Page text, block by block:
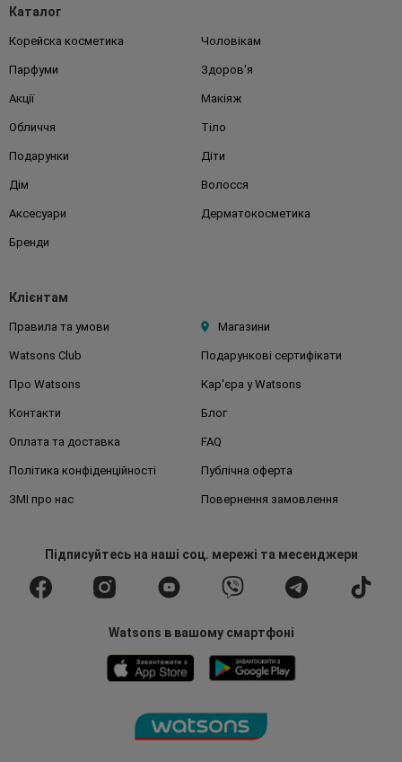
Каталог
Корейска косметика Чоловікам
Парфуми Здоров'я
Акції Макіяж
Обличчя Тіло
Подарунки Діти
Дім Волосся
Аксесуари Дерматокосметика
Бренди
Клієнтам
Правила та умови Магазини
Watsons Club Подарункові сертифікати
Про Watsons Кар'єра у Watsons
Контакти Блог
Оплата та доставка FAQ
Політика конфіденційності Публічна оферта
ЗМІ про нас Повернення замовлення
Підписуйтесьна наші соц. мережі та месенджери
Watsons в вашому смартфоні